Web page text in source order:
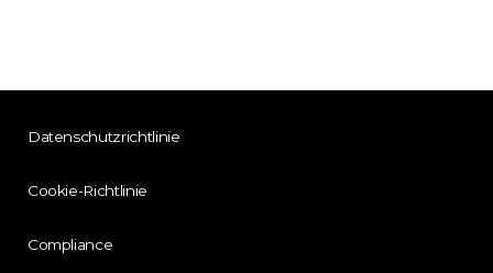
Datenschutzrichtlinie
Cookie-Richtlinie
Compliance